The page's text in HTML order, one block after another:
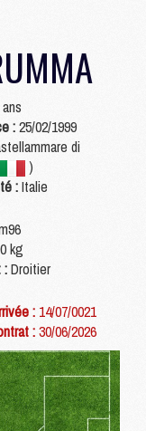
:25/02/1999
di
)
:Italie
kg
:Droitier
: 14/07/0021
:30/06/2026